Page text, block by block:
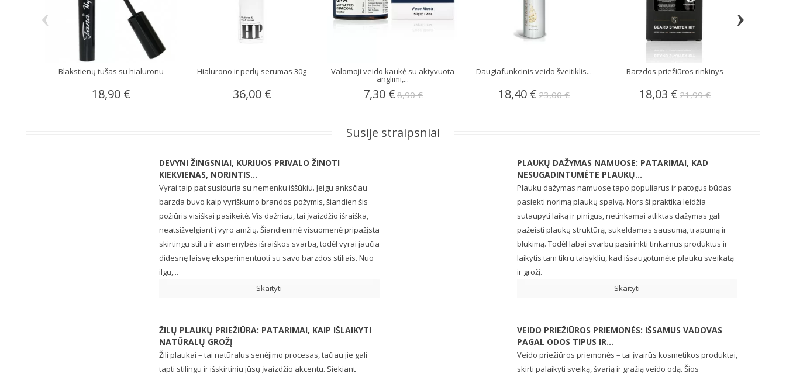
Blakstienų tušas su hialuronu
18,90 €
Hialurono ir perlų serumas 30g
36,00 €
Valomoji veido kaukė su aktyvuota
anglimi,...
7,30 € 8,90 €
Daugiafunkcinis veido šveitiklis...
18,40 € 23,00 €
Barzdos priežiūros rinkinys
18,03 € 21,99 €
‹ ›
Susije straipsniai
DEVYNI ŽINGSNIAI, KURIUOS PRIVALO ŽINOTI
KIEKVIENAS, NORINTIS...
Vyrai taip pat susiduria su nemenku iššūkiu. Jeigu anksčiau
barzda buvo kaip vyriškumo brandos požymis, šiandien šis
požiūris visiškai pasikeitė. Vis dažniau, tai įvaizdžio išraiška,
neatsižvelgiant į vyro amžių. Šiandieninė visuomenė pripažįsta
skirtingų stilių ir asmenybės išraiškos svarbą, todėl vyrai jaučia
didesnę laisvę eksperimentuoti su savo barzdos stiliais. Nuo
ilgų,...
Skaityti
PLAUKŲ DAŽYMAS NAMUOSE: PATARIMAI, KAD
NESUGADINTUMĖTE PLAUKŲ...
Plaukų dažymas namuose tapo populiarus ir patogus būdas
pasiekti norimą plaukų spalvą. Nors ši praktika leidžia
sutaupyti laiką ir pinigus, netinkamai atliktas dažymas gali
pažeisti plaukų struktūrą, sukeldamas sausumą, trapumą ir
blukimą. Todėl labai svarbu pasirinkti tinkamus produktus ir
laikytis tam tikrų taisyklių, kad išsaugotumėte plaukų sveikatą
ir grožį.
Skaityti
ŽILŲ PLAUKŲ PRIEŽIŪRA: PATARIMAI, KAIP IŠLAIKYTI
NATŪRALŲ GROŽĮ
Žili plaukai – tai natūralus senėjimo procesas, tačiau jie gali
tapti stilingu ir išskirtiniu jūsų įvaizdžio akcentu. Siekiant
VEIDO PRIEŽIŪROS PRIEMONĖS: IŠSAMUS VADOVAS
PAGAL ODOS TIPUS IR...
Veido priežiūros priemonės – tai įvairūs kosmetikos produktai,
skirti palaikyti sveiką, švarią ir gražią veido odą. Šios